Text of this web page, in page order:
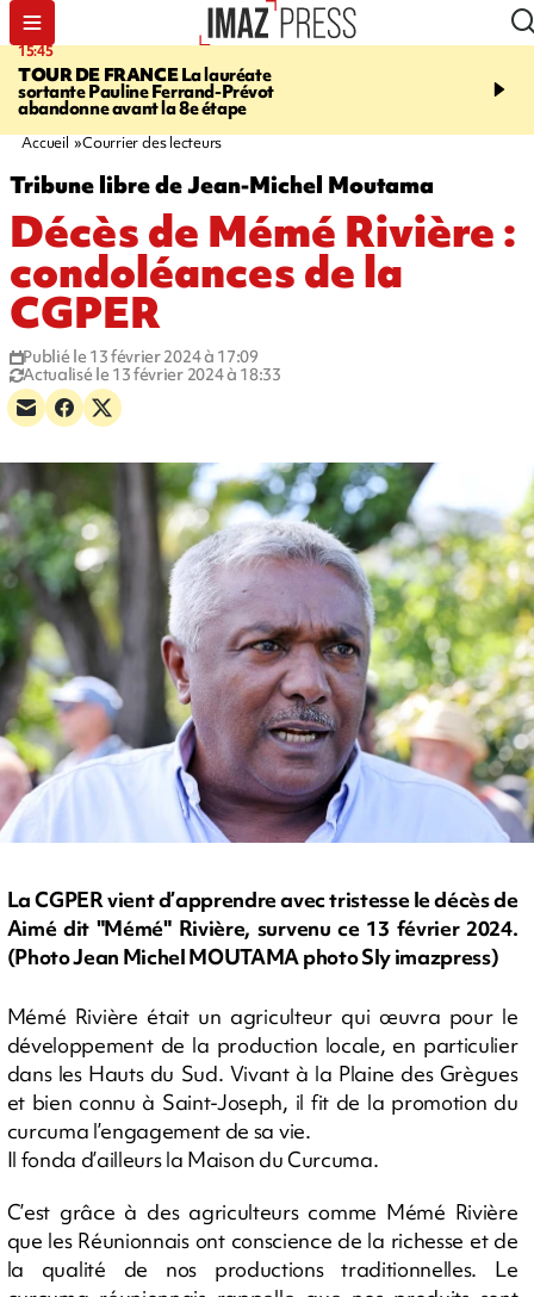
15:45
TOUR DE FRANCELa lauréate
sortante Pauline Ferrand-Prévot
abandonne avant la 8e étape
20:17
routière, concours de
Accueil Courrier des lecteurs
Tribune libre de Jean-Michel Moutama
Décès de Mémé Rivière :
condoléances de la
CGPER
Publié le 13 février 2024 à 17:09
Actualisé le 13 février 2024 à 18:33
La CGPER vient d’apprendre avec tristesse le décès de
Aimé dit "Mémé" Rivière, survenu ce 13 février 2024.
(Photo Jean Michel MOUTAMA photo Sly imazpress)
Mémé Rivière était un agriculteur qui œuvra pour le
développement de la production locale, en particulier
dans les Hauts du Sud. Vivant à la Plaine des Grègues
et bien connu à Saint-Joseph, il fit de la promotion du
curcuma l’engagement de sa vie.
Il fonda d’ailleurs la Maison du Curcuma.
C’est grâce à des agriculteurs comme Mémé Rivière
que les Réunionnais ont conscience de la richesse et de
la qualité de nos productions traditionnelles. Le